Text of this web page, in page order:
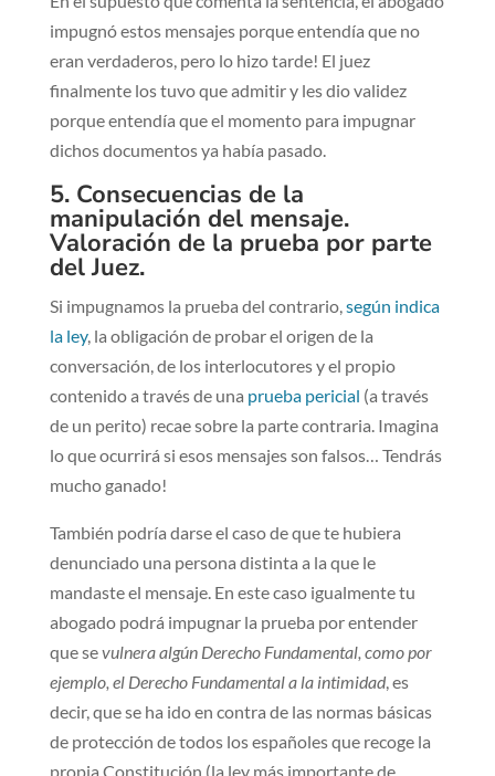
impugnó estos mensajes porque entendía que no
eran verdaderos, pero lo hizo tarde! El juez
finalmente los tuvo que admitir y les dio validez
porque entendía que el momento para impugnar
dichos documentos ya había pasado.
5. Consecuencias de la
manipulación del mensaje.
Valoración de la prueba por parte
del Juez.
Si impugnamos la prueba del contrario,según indica
la ley, la obligación de probar el origen de la
conversación, de los interlocutores y el propio
contenido a través de una prueba pericial (a través
de un perito) recae sobre la parte contraria. Imagina
lo que ocurrirá si esos mensajes son falsos… Tendrás
mucho ganado!
También podría darse el caso de que te hubiera
denunciado una persona distinta a la que le
mandaste el mensaje. En este caso igualmente tu
abogado podrá impugnar la prueba por entender
que sevulnera algún Derecho Fundamental, como por
ejemplo, el Derecho Fundamental a la intimidad, es
decir, que se ha ido en contra de las normas básicas
de protección de todos los españoles que recoge la
propia Constitución (la ley más importante de